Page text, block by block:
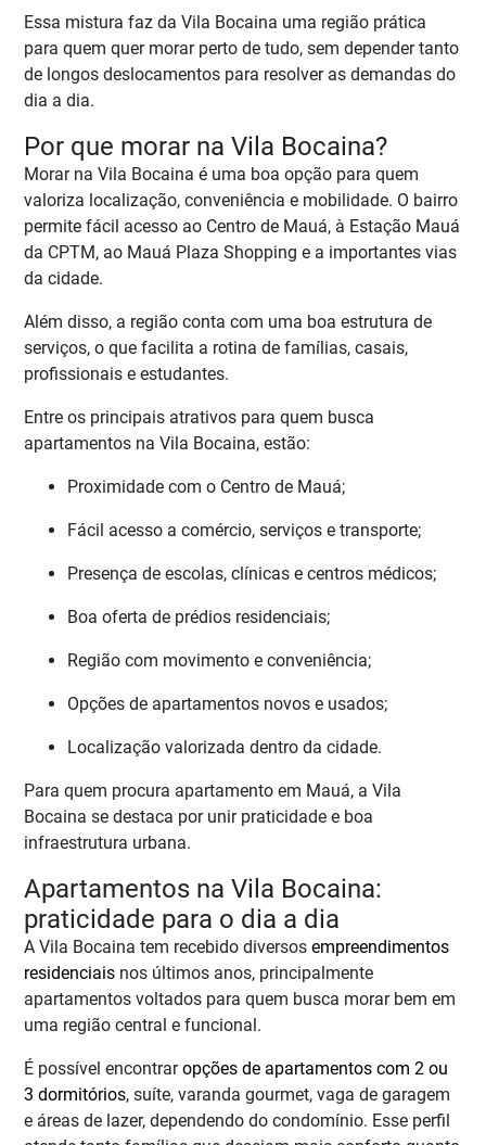
Essa mistura faz da Vila Bocaina uma região prática
para quem quer morar perto de tudo, sem depender tanto
de longos deslocamentos para resolver as demandas do
dia a dia.
Por que morar na Vila Bocaina?
Morar na Vila Bocaina é uma boa opção para quem
valoriza localização, conveniência e mobilidade. O bairro
permite fácil acesso ao Centro de Mauá, à Estação Mauá
da CPTM, ao Mauá Plaza Shopping e a importantes vias
da cidade.
Além disso, a região conta com uma boa estrutura de
serviços, o que facilita a rotina de famílias, casais,
profissionais e estudantes.
Entre os principais atrativos para quem busca
apartamentos na Vila Bocaina, estão:
Proximidade com o Centro de Mauá;
Fácil acesso a comércio, serviços e transporte;
Presença de escolas, clínicas e centros médicos;
Boa oferta de prédios residenciais;
Região com movimento e conveniência;
Opções de apartamentos novos e usados;
Localização valorizada dentro da cidade.
Para quem procura apartamento em Mauá, a Vila
Bocaina se destaca por unir praticidade e boa
infraestrutura urbana.
Apartamentos na Vila Bocaina:
praticidade para o dia a dia
A Vila Bocaina tem recebido diversosempreendimentos
residenciais nos últimos anos, principalmente
apartamentos voltados para quem busca morar bem em
uma região central e funcional.
É possível encontraropções de apartamentos com 2 ou
3 dormitórios, suíte, varanda gourmet, vaga de garagem
e áreas de lazer, dependendo do condomínio. Esse perfil